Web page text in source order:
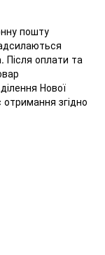
пошту
Після оплати та
Нової
згідно